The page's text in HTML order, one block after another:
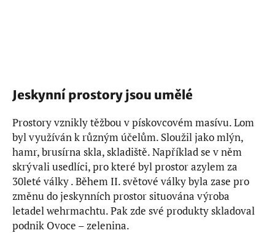
Jeskynní prostory jsou umělé
Prostory vznikly těžbou v pískovcovém masívu. Lom
byl využíván k různým účelům. Sloužil jako mlýn,
hamr, brusírna skla, skladiště. Například se v něm
skrývali usedlíci, pro které byl prostor azylem za
30leté války . Během II. světové války byla zase pro
změnu do jeskynních prostor situována výroba
letadel wehrmachtu. Pak zde své produkty skladoval
podnik Ovoce – zelenina.